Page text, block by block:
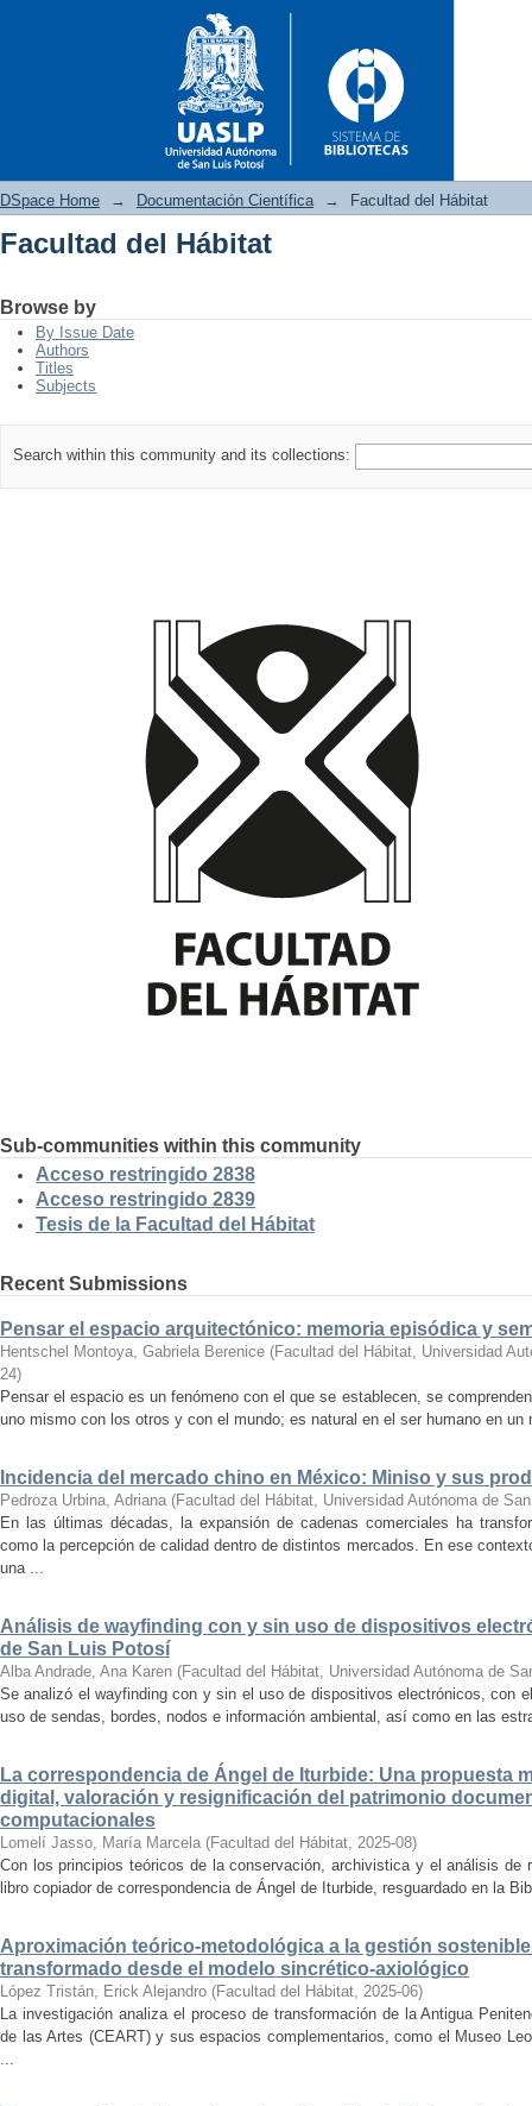
DSpace Home → Documentación Científica → Facultad del Hábitat
Facultad del Hábitat
Browse by
By Issue Date
Authors
Titles
Subjects
Search within this community and its collections:
Sub-communities within this community
Acceso restringido 2838
Acceso restringido 2839
Tesis de la Facultad del Hábitat
Recent Submissions
Pensar el espacio arquitectónico: memoria episódica y
Hentschel Montoya, Gabriela Berenice (Facultad del Hábitat, Universidad
24)
Pensar el espacio es un fenómeno con el que se establecen, se
uno mismo con los otros y con el mundo; es natural en el ser humano en
Incidencia del mercado chino en México: Miniso y sus
Pedroza Urbina, Adriana (Facultad del Hábitat, Universidad Autónoma de
En las últimas décadas, la expansión de cadenas comerciales ha
como la percepción de calidad dentro de distintos mercados. En ese
una ...
Análisis de wayfinding con y sin uso de dispositivos
de San Luis Potosí
Alba Andrade, Ana Karen (Facultad del Hábitat, Universidad Autónoma de
Se analizó el wayfinding con y sin el uso de dispositivos electrónicos, con
uso de sendas, bordes, nodos e información ambiental, así como en las
La correspondencia de Ángel de Iturbide: Una propuesta
digital, valoración y resignificación del patrimonio
computacionales
Lomelí Jasso, María Marcela (Facultad del Hábitat, 2025-08)
Con los principios teóricos de la conservación, archivistica y el análisis de
libro copiador de correspondencia de Ángel de Iturbide, resguardado en la
Aproximación teórico-metodológica a la gestión
transformado desde el modelo sincrético-axiológico
López Tristán, Erick Alejandro (Facultad del Hábitat, 2025-06)
La investigación analiza el proceso de transformación de la Antigua
de las Artes (CEART) y sus espacios complementarios, como el Museo
...